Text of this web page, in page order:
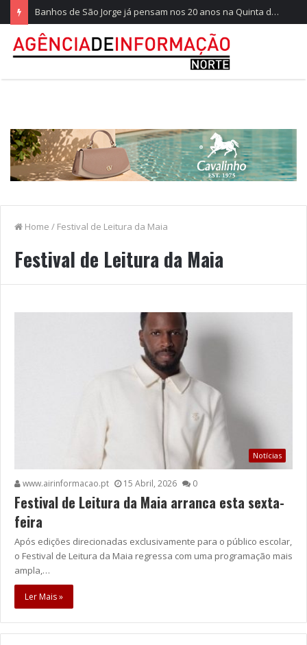
Banhos de São Jorge já pensam nos 20 anos na Quinta do Castelo
Home / Festival de Leitura da Maia
Festival de Leitura da Maia
Notícias
www.airinformacao.pt 15 Abril, 2026 0
Festival de Leitura da Maia arranca esta sexta-
feira
Após edições direcionadas exclusivamente para o público escolar,
o Festival de Leitura da Maia regressa com uma programação mais
ampla,…
Ler Mais »